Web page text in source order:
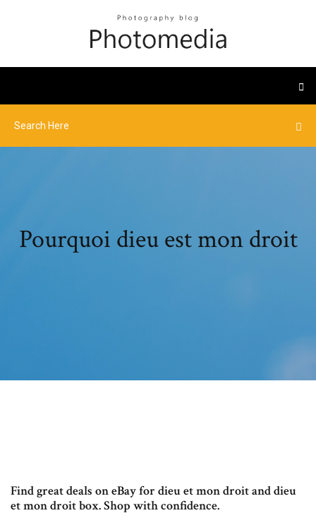
Pourquoi dieu est mon droit
Find great deals on eBay for dieu et mon droit and dieu
et mon droit box. Shop with confidence.